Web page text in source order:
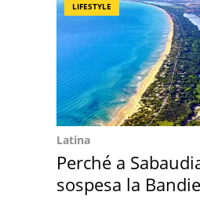
LIFESTYLE
Latina
Perché a
sospesa la